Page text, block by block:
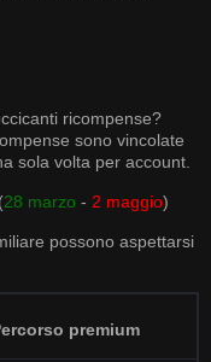
ricompense?
sono vincolate
sola volta per account.
(28 marzo - 2 maggio)
possono aspettarsi
premium